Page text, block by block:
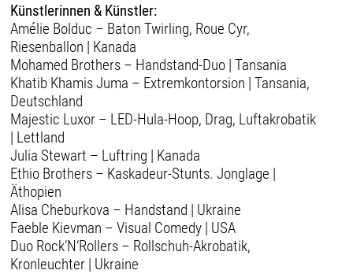
Künstlerinnen & Künstler:
Amélie Bolduc – Baton Twirling, Roue Cyr,
Riesenballon | Kanada
Mohamed Brothers – Handstand-Duo | Tansania
Khatib Khamis Juma – Extremkontorsion | Tansania,
Deutschland
Majestic Luxor – LED-Hula-Hoop, Drag, Luftakrobatik
| Lettland
Julia Stewart – Luftring | Kanada
Ethio Brothers – Kaskadeur-Stunts. Jonglage |
Äthopien
Alisa Cheburkova – Handstand | Ukraine
Faeble Kievman – Visual Comedy | USA
Duo Rock’N‘Rollers – Rollschuh-Akrobatik,
Kronleuchter | Ukraine